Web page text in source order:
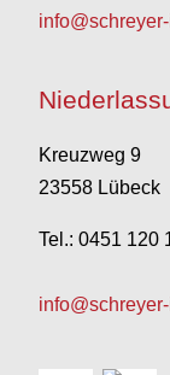
Kreuzweg 9
23558 Lübeck
Tel.: 0451 120